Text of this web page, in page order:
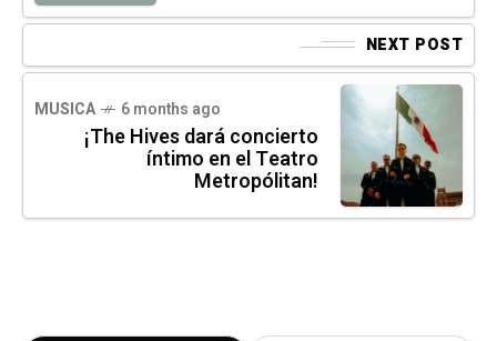
NEXT POST
MUSICA 6 months ago
¡The Hives dará concierto
íntimo en el Teatro
Metropólitan!